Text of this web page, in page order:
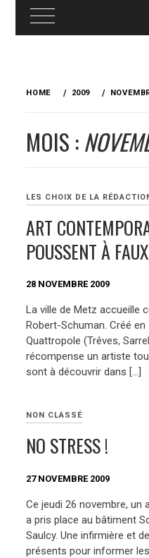
HOME 2009
MOIS :
LES CHOIX DE LA
ART
POUSSENT À
28 NOVEMBRE 2009
La ville de Metz accueille
Robert-Schuman. Créé en
Quattropole (Trêves,
récompense un artiste
sont à découvrir dans […]
NON CLASSÉ
NO STRESS !
27 NOVEMBRE 2009
Ce jeudi 26 novembre,
a pris place au bâtiment
Saulcy. Une infirmière et
présents pour informer